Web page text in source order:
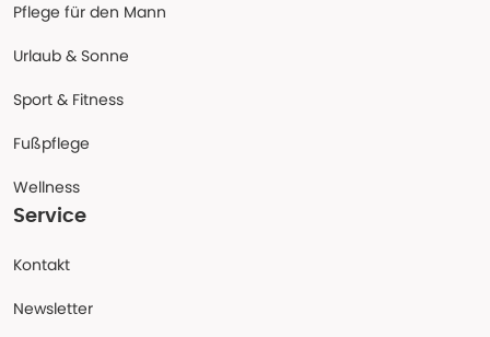
Pflege für den Mann
Urlaub & Sonne
Sport & Fitness
Fußpflege
Wellness
Service
Kontakt
Newsletter